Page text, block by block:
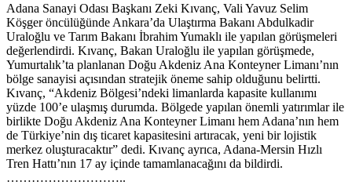
Adana Sanayi Odası Başkanı Zeki Kıvanç, Vali Yavuz Selim
Köşger öncülüğünde Ankara’da Ulaştırma Bakanı Abdulkadir
Uraloğlu ve Tarım Bakanı İbrahim Yumaklı ile yapılan görüşmeleri
değerlendirdi. Kıvanç, Bakan Uraloğlu ile yapılan görüşmede,
Yumurtalık’ta planlanan Doğu Akdeniz Ana Konteyner Limanı’nın
bölge sanayisi açısından stratejik öneme sahip olduğunu belirtti.
Kıvanç, “Akdeniz Bölgesi’ndeki limanlarda kapasite kullanımı
yüzde 100’e ulaşmış durumda. Bölgede yapılan önemli yatırımlar ile
birlikte Doğu Akdeniz Ana Konteyner Limanı hem Adana’nın hem
de Türkiye’nin dış ticaret kapasitesini artıracak, yeni bir lojistik
merkez oluşturacaktır” dedi. Kıvanç ayrıca, Adana-Mersin Hızlı
Tren Hattı’nın 17 ay içinde tamamlanacağını da bildirdi.
………………………..